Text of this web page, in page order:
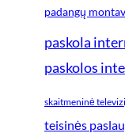
padangų
paskola
paskolos
skaitmeninė
teisinės